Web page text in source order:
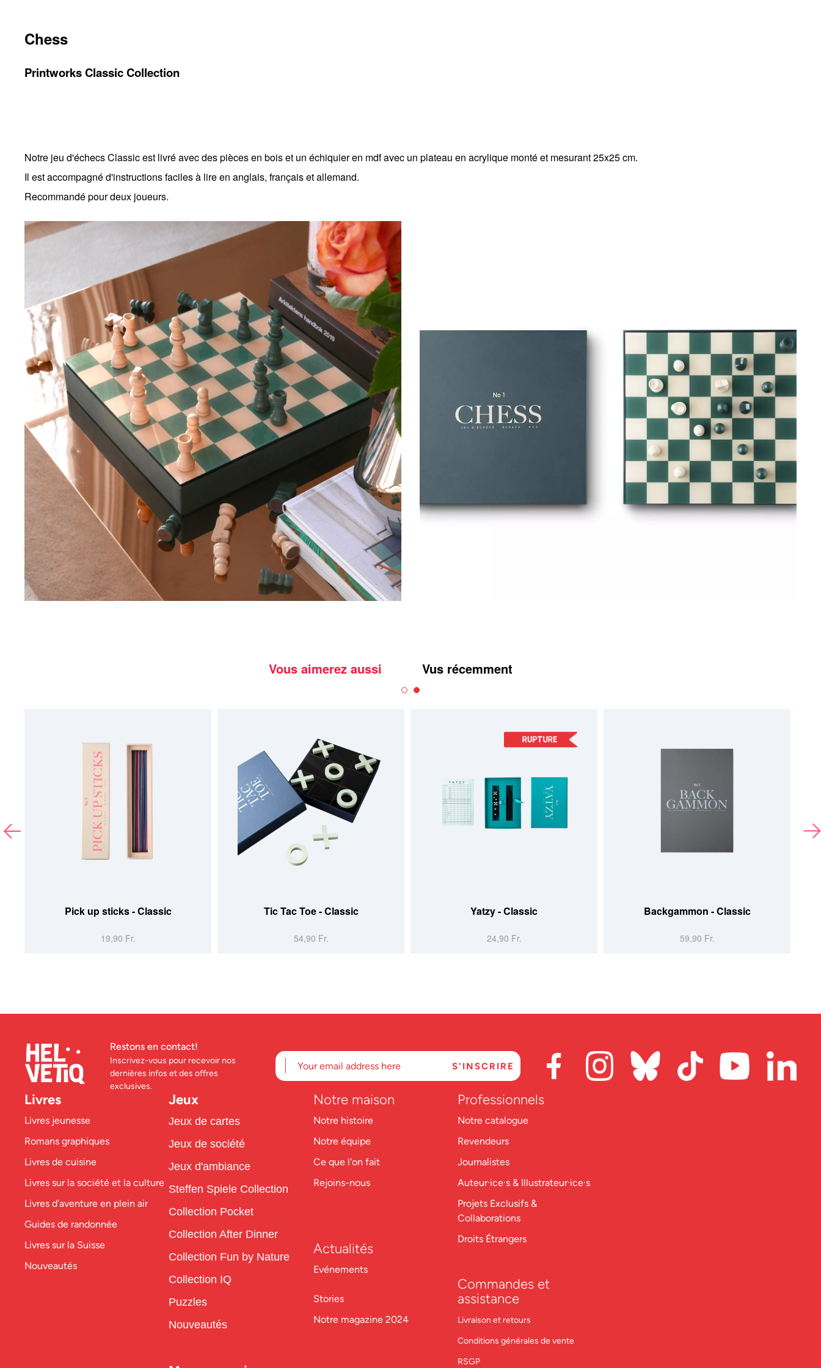
Chess
Printworks Classic Collection
Notre jeu d'échecs Classic est livré avec des pièces en bois et un échiquier en mdf avec un plateau en acrylique monté et mesurant 25x25 cm.
Il est accompagné d'instructions faciles à lire en anglais, français et allemand.
Recommandé pour deux joueurs.
Vous aimerez aussi
Pick up sticks - Classic
19,90 Fr.
Tic Tac Toe - Classic
54,90 Fr.
Yatzy - Classic
24,90 Fr.
Backgammon - Classic
59,90 Fr.
Vus récemment
Restons en contact!
Inscrivez-vous pour recevoir nos
dernières infos et des offres
exclusives.
Livres
Livres jeunesse
Romans graphiques
Livres de cuisine
Livres sur la société et la culture
Livres d'aventure en plein air
Guides de randonnée
Livres sur la Suisse
Nouveautés
Jeux
Jeux de cartes
Jeux de société
Jeux d'ambiance
Steffen Spiele Collection
Collection Pocket
Collection After Dinner
Collection Fun by Nature
Collection IQ
Puzzles
Nouveautés
Notre maison
Notre histoire
Notre équipe
Ce que l'on fait
Rejoins-nous
Actualités
Evénements
Stories
Notre magazine 2024
Professionnels
Notre catalogue
Revendeurs
Journalistes
Auteur·ice·s & Illustrateur·ice·s
Projets Exclusifs &
Collaborations
Droits Étrangers
Commandes et
assistance
Livraison et retours
Conditions générales de vente
RSGP